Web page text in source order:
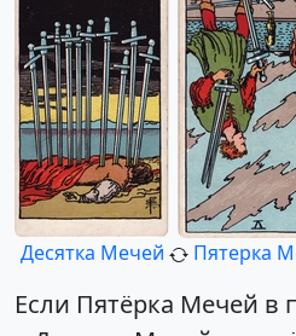
Десятка Мечей Пятерка
Если Пятёрка Мечей